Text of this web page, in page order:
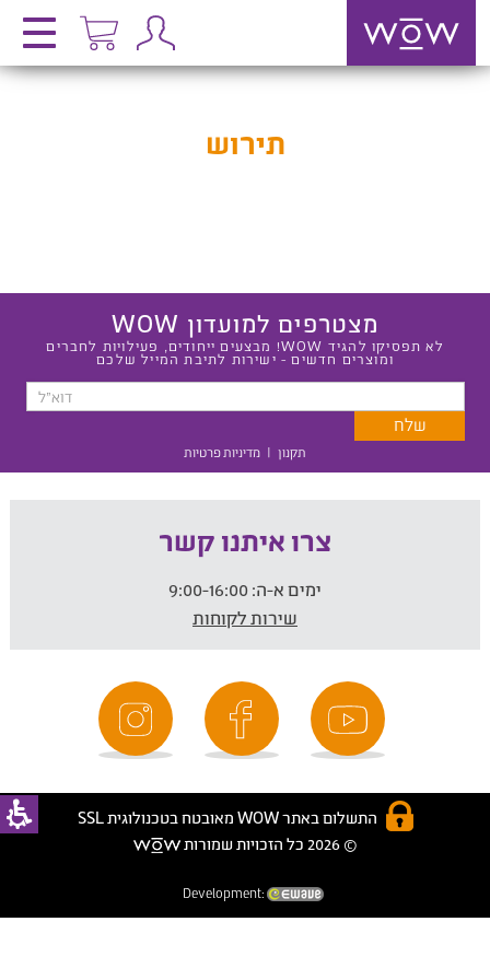
תירוש
מצטרפים למועדון WOW
לא תפסיקו להגיד WOW! מבצעים ייחודים, פעילויות לחברים
ומוצרים חדשים - ישירות לתיבת המייל שלכם
תקנון | מדיניות פרטיות
צרו איתנו קשר
ימים א-ה:
שירות לקוחות
התשלום באתר WOW מאובטח בטכנולוגית SSL
© 2026 כל הזכויות שמורות
Development: